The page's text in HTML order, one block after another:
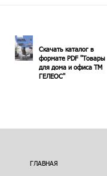
Скачать каталог в
формате PDF "Товары
для дома и офиса ТМ
ГЕЛЕОС"
ГЛАВНАЯ